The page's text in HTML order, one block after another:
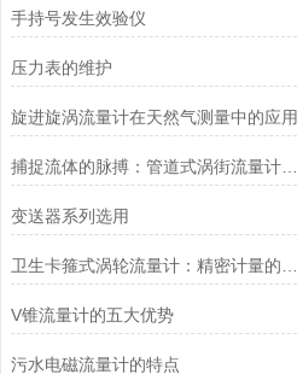
手持号发生效验仪
压力表的维护
旋进旋涡流量计在天然气测量中的应用
捕捉流体的脉搏：管道式涡街流量计的原理与应用全景图
变送器系列选用
V锥流量计的五大优势
污水电磁流量计的特点